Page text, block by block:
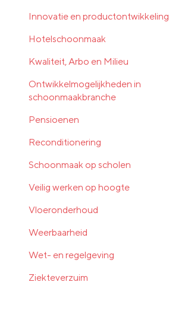
Innovatie en productontwikkeling
Hotelschoonmaak
Kwaliteit, Arbo en Milieu
Ontwikkelmogelijkheden in
schoonmaakbranche
Pensioenen
Reconditionering
Schoonmaak op scholen
Veilig werken op hoogte
Vloeronderhoud
Weerbaarheid
Wet- en regelgeving
Ziekteverzuim